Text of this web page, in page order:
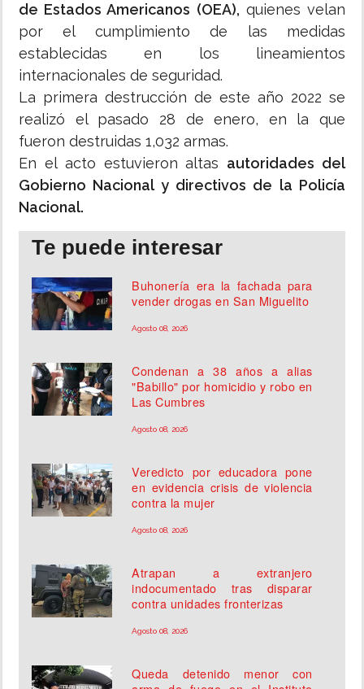
de Estados Americanos (OEA), quienes velan
por el cumplimiento de las medidas
establecidas en los lineamientos
internacionales de seguridad.
La primera destrucción de este año 2022 se
realizó el pasado 28 de enero, en la que
fueron destruidas 1,032 armas.
En el acto estuvieron altas autoridades del
Gobierno Nacional y directivos de la Policía
Nacional.
Te puede interesar
Buhonería era la fachada para
vender drogas en San Miguelito
Agosto 08, 2026
Condenan a 38 años a alias
"Babillo" por homicidio y robo en
Las Cumbres
Agosto 08, 2026
Veredicto por educadora pone
en evidencia crisis de violencia
contra la mujer
Agosto 08, 2026
Atrapan a extranjero
indocumentado tras disparar
contra unidades fronterizas
Agosto 08, 2026
Queda detenido menor con